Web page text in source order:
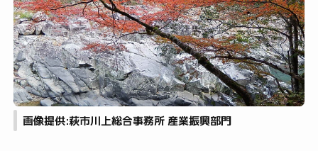
画像提供:萩市川上総合事務所 産業振興部門